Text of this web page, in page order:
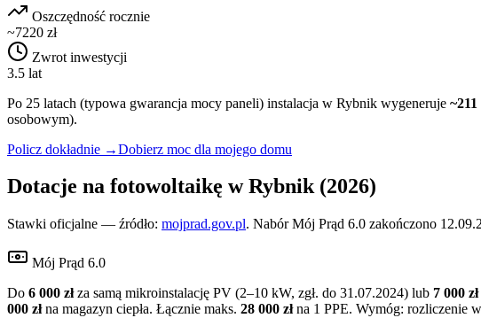
Oszczędność rocznie
~7220 zł
Zwrot inwestycji
3.5 lat
Po 25 latach (typowa gwarancja mocy paneli) instalacja w Rybnik wygeneruje ~211
osobowym).
Policz dokładnie →Dobierz moc dla mojego domu
Dotacje na fotowoltaikę wRybnik(2026)
Stawki oficjalne — źródło: mojprad.gov.pl. Nabór Mój Prąd 6.0 zakończono
Mój Prąd 6.0
Do 6 000 złza samą mikroinstalację PV (2–10 kW, zgł. do 31.07.2024) lub 7 000 zł
000 złna magazyn ciepła. Łącznie maks. 28 000 złna 1 PPE. Wymóg: rozliczenie